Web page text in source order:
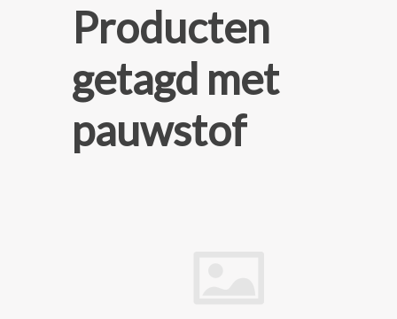
Producten
getagd met
pauwstof